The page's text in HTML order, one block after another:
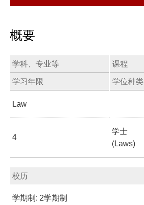
概要
学科、专业等 课程
学习年限 学位种类
Law
4
学士
(Laws)
校历
学期制: 2学期制